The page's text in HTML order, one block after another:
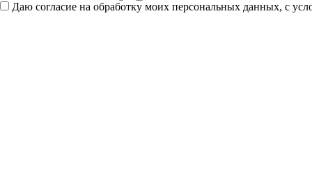
Даю согласие на обработку моих персональных данных, с